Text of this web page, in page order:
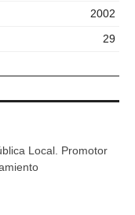
2002
29
Local. Promotor